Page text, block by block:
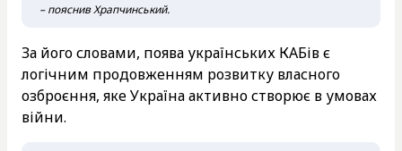
– пояснив Храпчинський.
За його словами, поява українських КАБів є
логічним продовженням розвитку власного
озброєння, яке Україна активно створює в умовах
війни.